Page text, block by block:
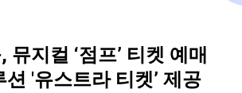
뮤지컬 ‘점프’ 티켓 예매
션 '유스트라 티켓’ 제공